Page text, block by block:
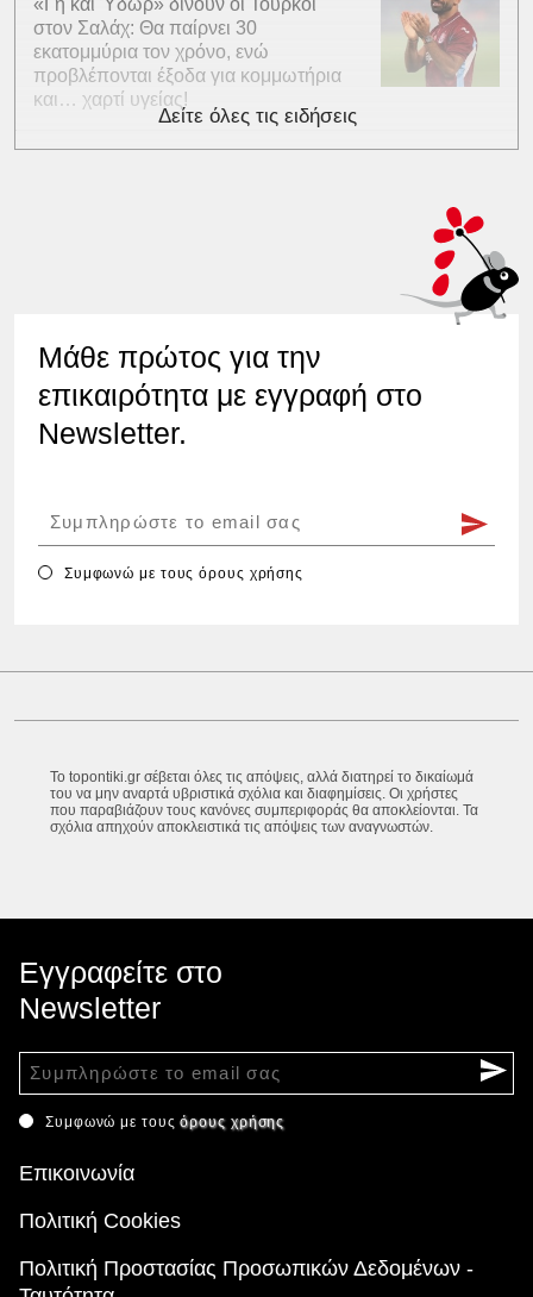
«Γη και Ύδωρ» δίνουν οι Τούρκοι
στον Σαλάχ: Θα παίρνει 30
εκατομμύρια τον χρόνο, ενώ
προβλέπονται έξοδα για κομμωτήρια
και… χαρτί υγείας!
Δείτε όλες τις ειδήσεις
Μάθε πρώτος για την
επικαιρότητα με εγγραφή στο
Newsletter.
Συμφωνώ με τουςόρους χρήσης
Το topontiki.gr σέβεται όλες τις απόψεις, αλλά διατηρεί το δικαίωμά
του να μην αναρτά υβριστικά σχόλια και διαφημίσεις. Οι χρήστες
που παραβιάζουν τους κανόνες συμπεριφοράς θα αποκλείονται. Τα
σχόλια απηχούν αποκλειστικά τις απόψεις των αναγνωστών.
Εγγραφείτε στο
Newsletter
Συμφωνώ με τουςόρους χρήσης
Επικοινωνία
Πολιτική Cookies
Πολιτική Προστασίας Προσωπικών Δεδομένων -